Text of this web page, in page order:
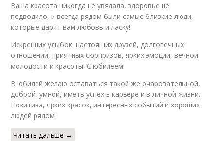
Ваша красота никогда не увядала, здоровье не
подводило, и всегда рядом были самые близкие люди,
которые дарят вам любовь и ласку!
Искренних улыбок, настоящих друзей, долговечных
отношений, приятных сюрпризов, ярких эмоций, вечной
молодости и красоты! С юбилеем!
В юбилей желаю оставаться такой же очаровательной,
доброй, умной, иметь успех в карьере и в личной жизни.
Позитива, ярких красок, интересных событий и хороших
людей рядом!
Читать дальше →